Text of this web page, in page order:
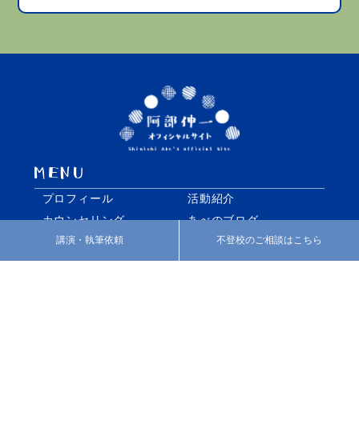
講演・執筆依頼 不登校のご相談はこちら
プロフィール
活動紹介
カウンセリング
あべのブログ
みなさまの声
お知らせ
お問い合わせ
特定商取引法に基づく表